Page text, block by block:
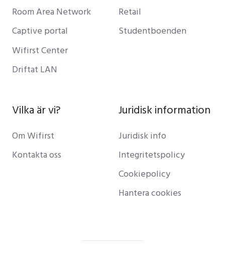
Room Area Network
Captive portal
Wifirst Center
Driftat LAN
Retail
Studentboenden
Vilka är vi?
Om Wifirst
Kontakta oss
Juridisk information
Juridisk info
Integritetspolicy
Cookiepolicy
Hantera cookies